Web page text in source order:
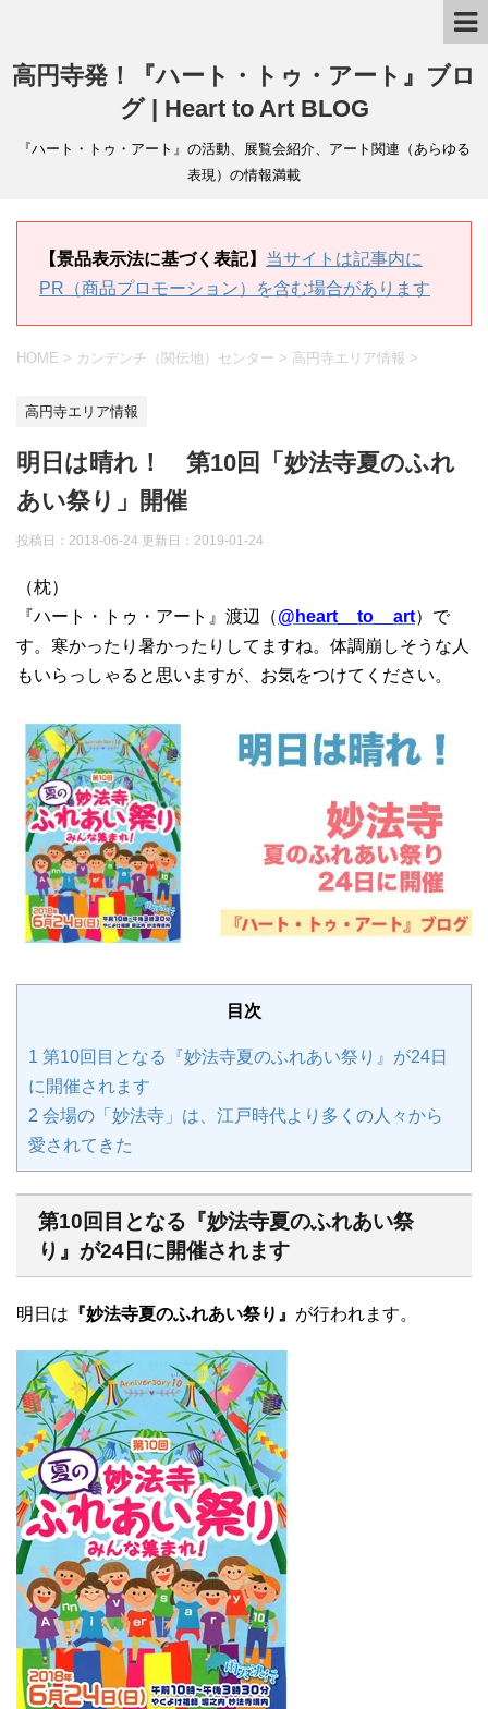
高円寺発！『ハート・トゥ・アート』ブロ
グ | Heart to Art BLOG
『ハート・トゥ・アート』の活動、展覧会紹介、アート関連（あらゆる
表現）の情報満載
【景品表示法に基づく表記】 当サイトは記事内に
PR（商品プロモーション）を含む場合があります
HOME > カンデンチ（関伝地）センター > 高円寺エリア情報 >
高円寺エリア情報
明日は晴れ！ 第10回「妙法寺夏のふれ
あい祭り」開催
投稿日：2018-06-24 更新日： 2019-01-24
（枕）
『ハート・トゥ・アート』渡辺（@heart__to__art）で
す。寒かったり暑かったりしてますね。体調崩しそうな人
もいらっしゃると思いますが、お気をつけてください。
目次
1 第10回目となる『妙法寺夏のふれあい祭り』が24日
に開催されます
2 会場の「妙法寺」は、江戸時代より多くの人々から
愛されてきた
第10回目となる『妙法寺夏のふれあい祭
り』が24日に開催されます
明日は 『妙法寺夏のふれあい祭り』 が行われます。